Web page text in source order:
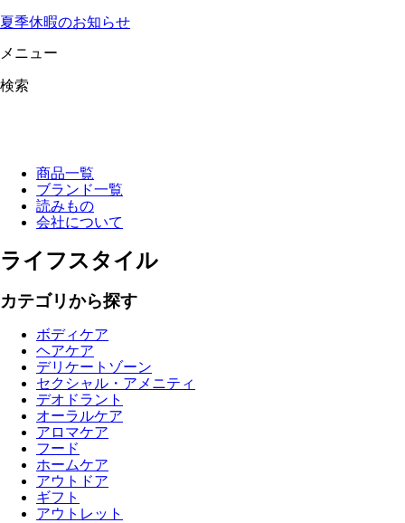
夏季休暇のお知らせ
メニュー
検索
商品一覧
ブランド一覧
読みもの
会社について
ライフスタイル
カテゴリから探す
ボディケア
ヘアケア
デリケートゾーン
セクシャル・アメニティ
デオドラント
オーラルケア
アロマケア
フード
ホームケア
アウトドア
ギフト
アウトレット